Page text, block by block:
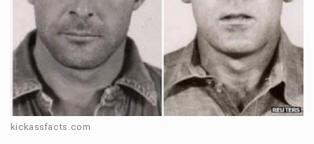
kickassfacts.com